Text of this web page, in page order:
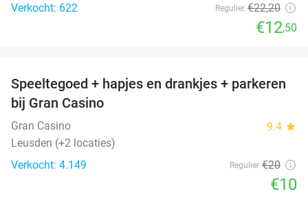
Verkocht: 622
Regulier €22,20
€12,50
50%
Speeltegoed + hapjes en drankjes + parkeren
bij Gran Casino
Gran Casino 9.4 star
Leusden (+2 locaties)
Verkocht: 4.149
Regulier €20
€10